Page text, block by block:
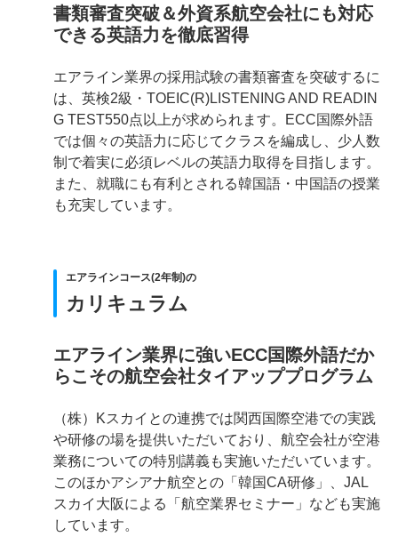
書類審査突破＆外資系航空会社にも対応
できる英語力を徹底習得
エアライン業界の採用試験の書類審査を突破するに
は、英検2級・TOEIC(R)LISTENING AND READIN
G TEST550点以上が求められます。ECC国際外語
では個々の英語力に応じてクラスを編成し、少人数
制で着実に必須レベルの英語力取得を目指します。
また、就職にも有利とされる韓国語・中国語の授業
も充実しています。
エアラインコース(2年制)の
カリキュラム
エアライン業界に強いECC国際外語だか
らこその航空会社タイアッププログラム
（株）Kスカイとの連携では関西国際空港での実践
や研修の場を提供いただいており、航空会社が空港
業務についての特別講義も実施いただいています。
このほかアシアナ航空との「韓国CA研修」、JAL
スカイ大阪による「航空業界セミナー」なども実施
しています。